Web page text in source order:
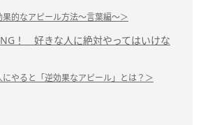
的なアピール方法～言葉編～＞
！ 好きな人に絶対やってはいけな
やると「逆効果なアピール」とは？＞